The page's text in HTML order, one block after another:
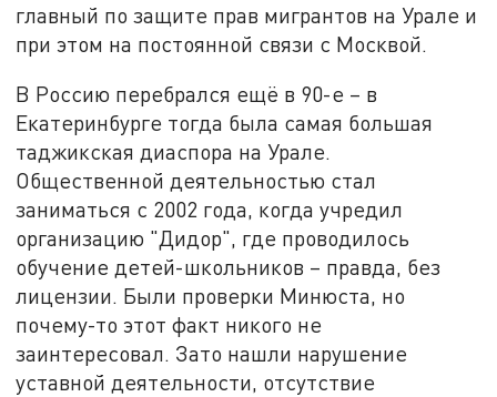
главный по защите прав мигрантов на Урале и
при этом на постоянной связи с Москвой.
В Россию перебрался ещё в 90-е – в
Екатеринбурге тогда была самая большая
таджикская диаспора на Урале.
Общественной деятельностью стал
заниматься с 2002 года, когда учредил
организацию "Дидор", где проводилось
обучение детей-школьников – правда, без
лицензии. Были проверки Минюста, но
почему-то этот факт никого не
заинтересовал. Зато нашли нарушение
уставной деятельности, отсутствие